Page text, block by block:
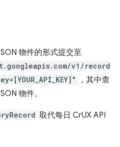
物件的形式提交至
v1/record
，其中查
物件。
取代每日 CrUX API